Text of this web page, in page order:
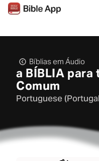
Bíblias em Áudio
a BÍBLIA para
Comum
Portuguese